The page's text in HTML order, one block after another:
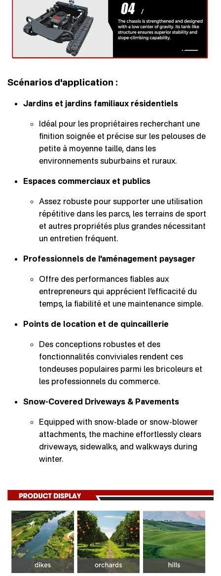
Scénarios d'application :
Jardins et jardins familiaux résidentiels
Idéal pour les propriétaires recherchant une
finition soignée et précise sur les pelouses de
petite à moyenne taille, dans les
environnements suburbains et ruraux.
Espaces commerciaux et publics
Assez robuste pour supporter une utilisation
répétitive dans les parcs, les terrains de sport
et autres propriétés plus grandes nécessitant
un entretien fréquent.
Professionnels de l'aménagement paysager
Offre des performances fiables aux
entrepreneurs qui apprécient l’efficacité du
temps, la fiabilité et une maintenance simple.
Points de location et de quincaillerie
Des conceptions robustes et des
fonctionnalités conviviales rendent ces
tondeuses populaires parmi les bricoleurs et
les professionnels du commerce.
Snow-Covered Driveways & Pavements
Equipped with snow-blade or snow-blower
attachments, the machine effortlessly clears
driveways, sidewalks, and walkways during
winter.